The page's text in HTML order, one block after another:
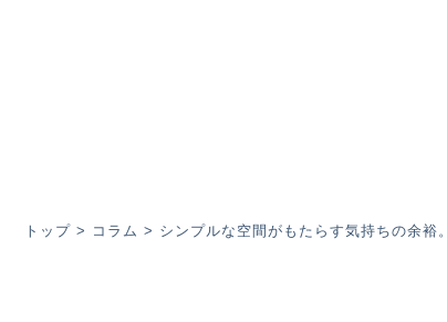
トップ > コラム > シンプルな空間がもたらす気持ちの余裕。